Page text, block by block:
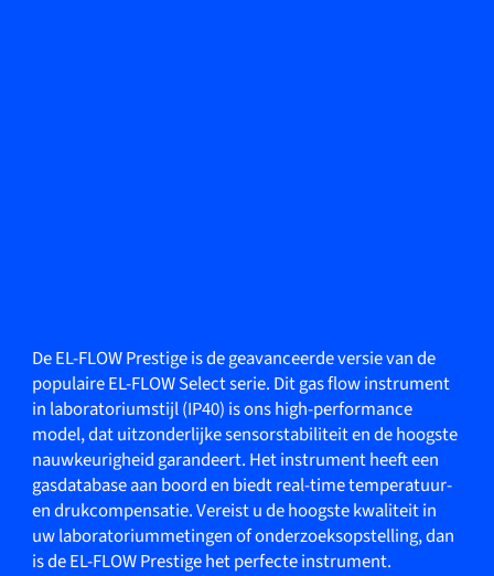
De EL-FLOW Prestige is de geavanceerde versie van de
populaire EL-FLOW Select serie. Dit gas flow instrument
in laboratoriumstijl (IP40) is ons high-performance
model, dat uitzonderlijke sensorstabiliteit en de hoogste
nauwkeurigheid garandeert. Het instrument heeft een
gasdatabase aan boord en biedt real-time temperatuur-
en drukcompensatie. Vereist u de hoogste kwaliteit in
uw laboratoriummetingen of onderzoeksopstelling, dan
is de EL-FLOW Prestige het perfecte instrument.